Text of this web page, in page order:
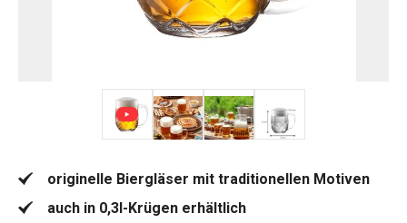
originelle Biergläser mit traditionellen Motiven
auch in 0,3l-Krügen erhältlich